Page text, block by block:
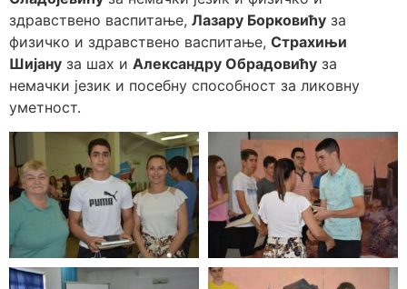
здравствено васпитање, Лазару Борковићу за
физичко и здравствено васпитање, Страхињи
Шијану за шах и Александру Обрадовићу за
немачки језик и посебну способност за ликовну
уметност.